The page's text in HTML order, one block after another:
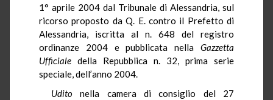
1° aprile 2004 dal Tribunale di Alessandria, sul
ricorso proposto da Q. E. contro il Prefetto di
Alessandria, iscritta al n. 648 del registro
ordinanze 2004 e pubblicata nella Gazzetta
Ufficiale della Repubblica n. 32, prima serie
speciale, dell’anno 2004.
Udito nella camera di consiglio del 27